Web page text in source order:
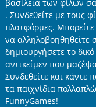
βασίλεια των φίλων
. Συνδεθείτε με τους
πλατφόρμες. Μπορείτε
να αλληλοβοηθηθείτε
δημιουργήσετε το
αντικείμεν που
Συνδεθείτε και
τα παιχνίδια
FunnyGames!